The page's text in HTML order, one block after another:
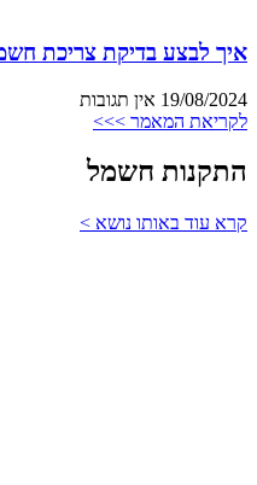
איך לבצע בדיקת צריכת
19/08/2024 אין תגובות
לקריאת המאמר >>>
התקנות חשמל
קרא עוד באותו נושא >